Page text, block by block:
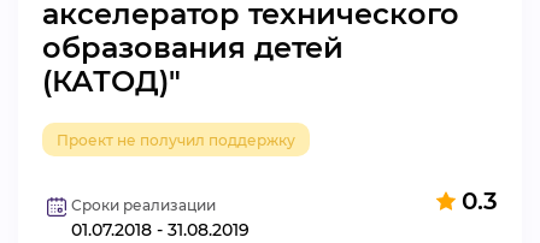
АКТИВИСТЫ
ПРОЕКТЫ
АНАЛИТИКА
БАЗА ЗНАНИЙ
акселератор технического
образования детей
(КАТОД)"
Проект не получил поддержку
0.3
Сроки реализации
01.07.2018 - 31.08.2019